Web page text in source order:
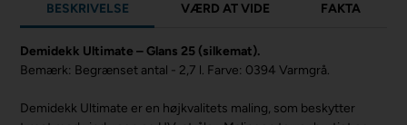
BESKRIVELSE VÆRD AT VIDE FAKTA
Demidekk Ultimate – Glans 25 (silkemat).
Bemærk: Begrænset antal - 2,7 l. Farve: 0394 Varmgrå.
Demidekk Ultimate er en højkvalitets maling, som beskytter